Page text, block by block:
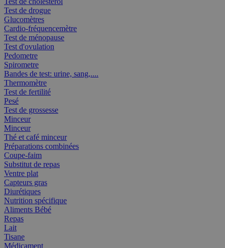
Test de drogue
Glucomètres
Cardio-fréquencemètre
Test de ménopause
Test d'ovulation
Pedometre
Spirometre
Bandes de test: urine, sang,....
Thermomètre
Test de fertilité
Pesé
Test de grossesse
Minceur
Minceur
Thé et café minceur
Préparations combinées
Coupe-faim
Substitut de repas
Ventre plat
Capteurs gras
Diurétiques
Nutrition spécifique
Aliments Bébé
Repas
Lait
Tisane
Médicament